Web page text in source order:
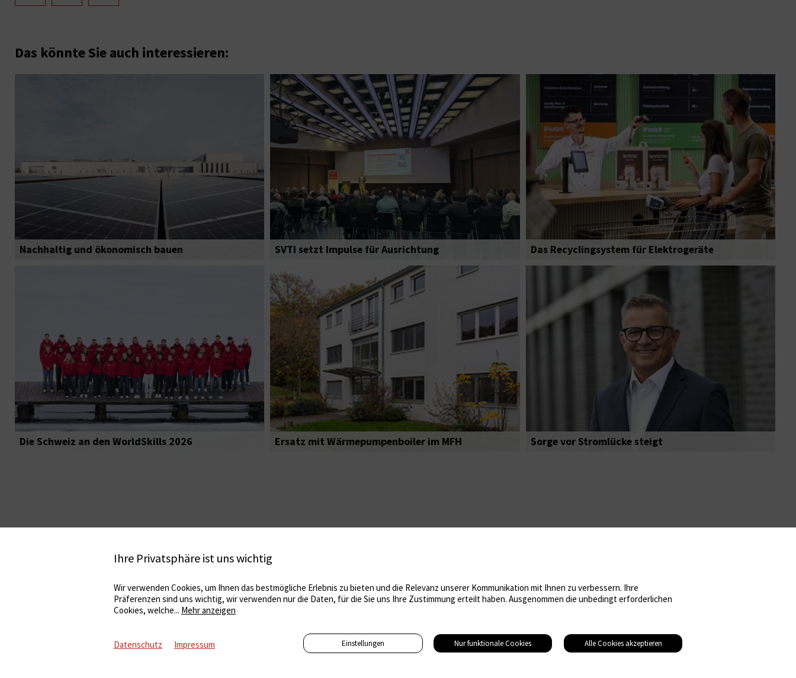
Das könnte Sie auch interessieren:
Nachhaltig und ökonomisch bauen SVTI setzt Impulse für Ausrichtung Das Recyclingsystem für Elektrogeräte
Die Schweiz an den WorldSkills 2026 Ersatz mit Wärmepumpenboiler im MFH Sorge vor Stromlücke steigt
Ihre Privatsphäre ist uns wichtig
Wir verwenden Cookies, um Ihnen das bestmögliche Erlebnis zu bieten und die Relevanz unserer Kommunikation mit Ihnen zu verbessern. Ihre
Präferenzen sind uns wichtig, wir verwenden nur die Daten, für die Sie uns Ihre Zustimmung erteilt haben. Ausgenommen die unbedingt erforderlichen
Cookies, welche... Mehr anzeigen
Datenschutz Impressum Einstellungen Nur funktionale Cookies Alle Cookies akzeptieren